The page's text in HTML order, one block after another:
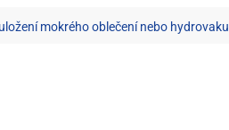
mokrého oblečení nebo hydrovaku